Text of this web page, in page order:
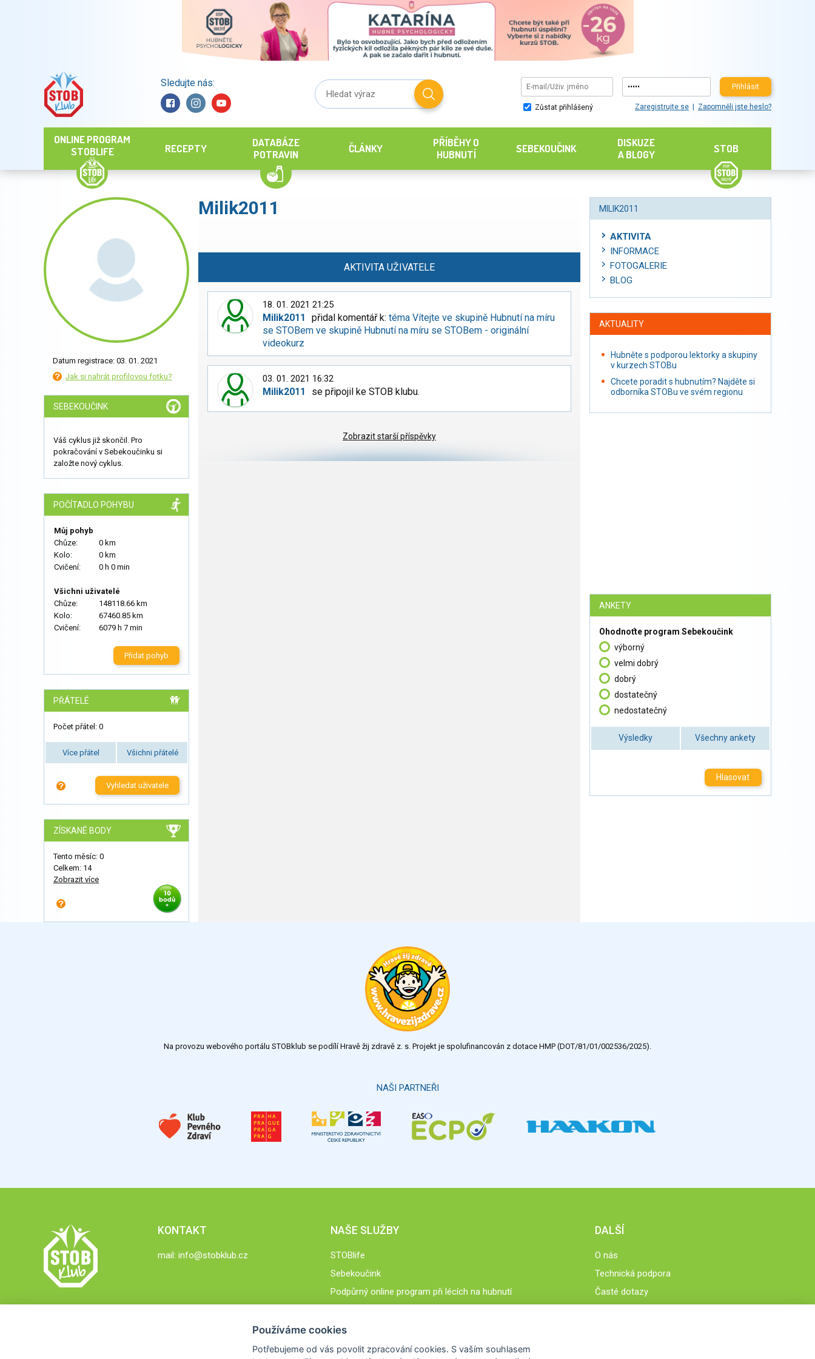
Sledujte nás: Přihlásit
Zůstat přihlášený Zaregistrujte se Zapomněli jste heslo?
ONLINE PROGRAM
STOBLIFE
RECEPTY
DATABÁZE
POTRAVIN
ČLÁNKY
PŘÍBĚHY O
HUBNUTÍ
SEBEKOUČINK
DISKUZE
A BLOGY
STOB
Datum registrace: 03. 01. 2021
Jak si nahrát profilovou fotku?
SEBEKOUČINK
Váš cyklus již skončil. Pro
pokračování v Sebekoučinku si
založte nový cyklus.
POČÍTADLO POHYBU
Můj pohyb
Chůze:
0 km
Kolo:
0 km
Cvičení:
0 h 0 min
Všichni uživatelé
Chůze:
148118.66 km
Kolo:
67460.85 km
Cvičení:
6079 h 7 min
Přidat pohyb
PŘÁTELÉ
Počet přátel: 0
Více přátel Všichni přátelé
Vyhledat uživatele
ZÍSKANÉ BODY
Tento měsíc: 0
Celkem: 14
Zobrazit více
Milik2011
AKTIVITA UŽIVATELE
18. 01. 2021 21:25
Milik2011 přidal komentář k:téma Vítejte ve skupině Hubnutí na míru
se STOBem ve skupině Hubnutí na míru se STOBem - originální
videokurz
03. 01. 2021 16:32
Milik2011 se připojil ke STOB klubu.
Zobrazit starší příspěvky
MILIK2011
AKTIVITA
INFORMACE
FOTOGALERIE
BLOG
AKTUALITY
Hubněte s podporou lektorky a skupiny
v kurzech STOBu
Chcete poradit s hubnutím? Najděte si
odborníka STOBu ve svém regionu
ANKETY
Ohodnoťte program Sebekoučink
výborný
velmi dobrý
dobrý
dostatečný
nedostatečný
Výsledky Všechny ankety
Hlasovat
Na provozu webového portálu STOBklub se podílí Hravě žij zdravě z. s. Projekt je spolufinancován z dotace HMP (DOT/81/01/002536/2025).
NAŠI PARTNEŘI
KONTAKT
mail: info@stobklub.cz
NAŠE SLUŽBY
STOBlife
Sebekoučink
Podpůrný online program při lécích na hubnutí
DALŠÍ
O nás
Technická podpora
Časté dotazy
Používáme cookies
Potřebujeme od vás povolit zpracování cookies. S vaším souhlasem